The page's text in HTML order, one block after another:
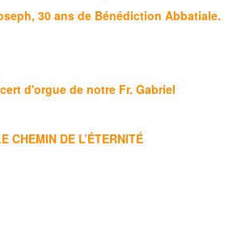
30 ans de Bénédiction Abbatiale.
d'orgue de notre Fr. Gabriel
CHEMIN DE L’ÉTERNITÉ